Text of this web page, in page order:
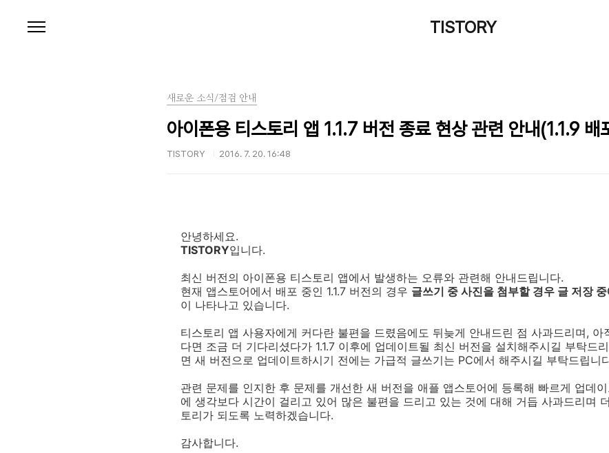
TISTORY
새로운 소식/점검 안내
아이폰용 티스토리 앱 1.1.7 버전 종료 현상 관련 안내(1.1.9 배
TISTORY 2016. 7. 20. 16:48
안녕하세요.
TISTORY입니다.
최신 버전의 아이폰용 티스토리 앱에서 발생하는 오류와 관련해 안내드립니다.
현재 앱스토어에서 배포 중인 1.1.7 버전의 경우 글쓰기 중 사진을 첨부할 경우 글 저장
이 나타나고 있습니다.
티스토리 앱 사용자에게 커다란 불편을 드렸음에도 뒤늦게 안내드린 점 사과드리며, 아
다면 조금 더 기다리셨다가 1.1.7 이후에 업데이트될 최신 버전을 설치해주시길 부탁드
면 새 버전으로 업데이트하시기 전에는 가급적 글쓰기는 PC에서 해주시길 부탁드립니
관련 문제를 인지한 후 문제를 개선한 새 버전을 애플 앱스토어에 등록해 빠르게 업데
에 생각보다 시간이 걸리고 있어 많은 불편을 드리고 있는 것에 대해 거듭 사과드리며
토리가 되도록 노력하겠습니다.
감사합니다.